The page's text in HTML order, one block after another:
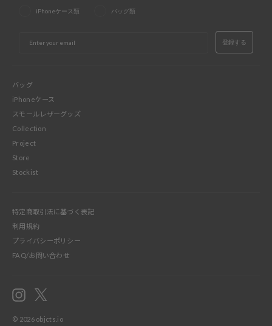
iPhoneケース類 バッグ類
登録する
バッグ
iPhoneケース
スモールレザーグッズ
Collection
Project
Store
Stockist
特定商取引法に基づく表記
利用規約
プライバシーポリシー
FAQ/お問い合わせ
Instagram
© 2026 objcts.io